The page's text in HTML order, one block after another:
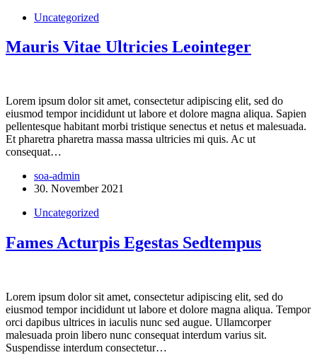
Uncategorized
Mauris Vitae Ultricies Leointeger
Lorem ipsum dolor sit amet, consectetur adipiscing elit, sed do
eiusmod tempor incididunt ut labore et dolore magna aliqua. Sapien
pellentesque habitant morbi tristique senectus et netus et malesuada.
Et pharetra pharetra massa massa ultricies mi quis. Ac ut
consequat…
soa-admin
30. November 2021
Uncategorized
Fames Acturpis Egestas Sedtempus
Lorem ipsum dolor sit amet, consectetur adipiscing elit, sed do
eiusmod tempor incididunt ut labore et dolore magna aliqua. Tempor
orci dapibus ultrices in iaculis nunc sed augue. Ullamcorper
malesuada proin libero nunc consequat interdum varius sit.
Suspendisse interdum consectetur…